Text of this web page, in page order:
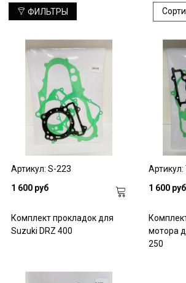
ФИЛЬТРЫ
Артикул: S-223
1 600 руб
Комплект прокладок для
Suzuki DRZ 400
Артикул:
1 600 руб
мотора
250